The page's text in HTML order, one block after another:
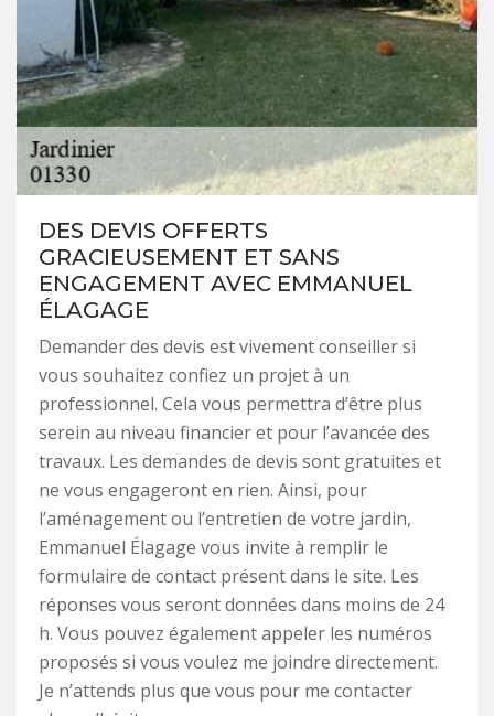
DES DEVIS OFFERTS
GRACIEUSEMENT ET SANS
ENGAGEMENT AVEC EMMANUEL
ÉLAGAGE
Demander des devis est vivement conseiller si
vous souhaitez confiez un projet à un
professionnel. Cela vous permettra d’être plus
serein au niveau financier et pour l’avancée des
travaux. Les demandes de devis sont gratuites et
ne vous engageront en rien. Ainsi, pour
l’aménagement ou l’entretien de votre jardin,
Emmanuel Élagage vous invite à remplir le
formulaire de contact présent dans le site. Les
réponses vous seront données dans moins de 24
h. Vous pouvez également appeler les numéros
proposés si vous voulez me joindre directement.
Je n’attends plus que vous pour me contacter